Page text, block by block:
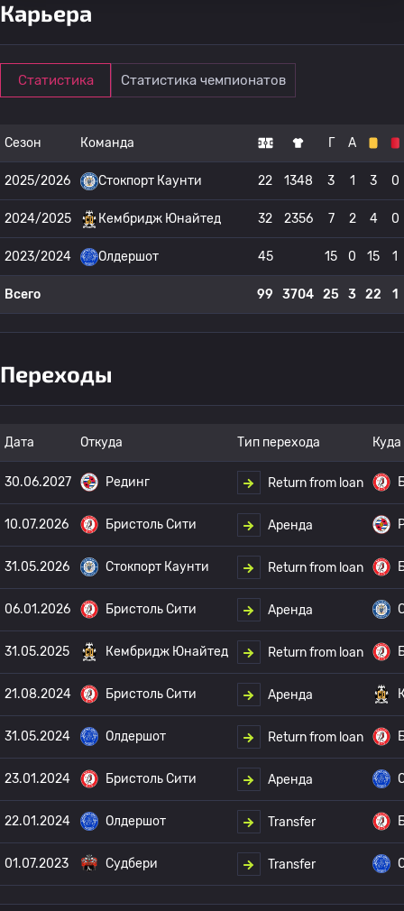
Карьера
Статистика Статистика чемпионатов
Сезон Команда Г А
2025/2026 Стокпорт Каунти 22 1348 3 1 3 0
2024/2025 Кембридж Юнайтед 32 2356 7 2 4 0
2023/2024 Олдершот 45 15 0 15 1
Всего 99 3704 25 3 22 1
Переходы
Дата Откуда Тип перехода Куда
30.06.2027 Рединг Return from loan
10.07.2026 Бристоль Сити Аренда
31.05.2026 Стокпорт Каунти Return from loan
06.01.2026 Бристоль Сити Аренда
31.05.2025 Кембридж Юнайтед Return from loan
21.08.2024 Бристоль Сити Аренда
31.05.2024 Олдершот Return from loan
23.01.2024 Бристоль Сити Аренда
22.01.2024 Олдершот Transfer
01.07.2023 Судбери Transfer